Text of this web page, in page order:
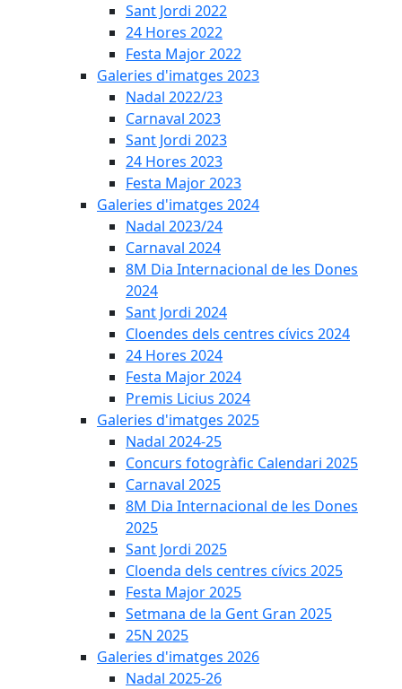
Sant Jordi 2022
24 Hores 2022
Festa Major 2022
Galeries d'imatges 2023
Nadal 2022/23
Carnaval 2023
Sant Jordi 2023
24 Hores 2023
Festa Major 2023
Galeries d'imatges 2024
Nadal 2023/24
Carnaval 2024
8M Dia Internacional de les Dones
2024
Sant Jordi 2024
Cloendes dels centres cívics 2024
24 Hores 2024
Festa Major 2024
Premis Licius 2024
Galeries d'imatges 2025
Nadal 2024-25
Concurs fotogràfic Calendari 2025
Carnaval 2025
8M Dia Internacional de les Dones
2025
Sant Jordi 2025
Cloenda dels centres cívics 2025
Festa Major 2025
Setmana de la Gent Gran 2025
25N 2025
Galeries d'imatges 2026
Nadal 2025-26